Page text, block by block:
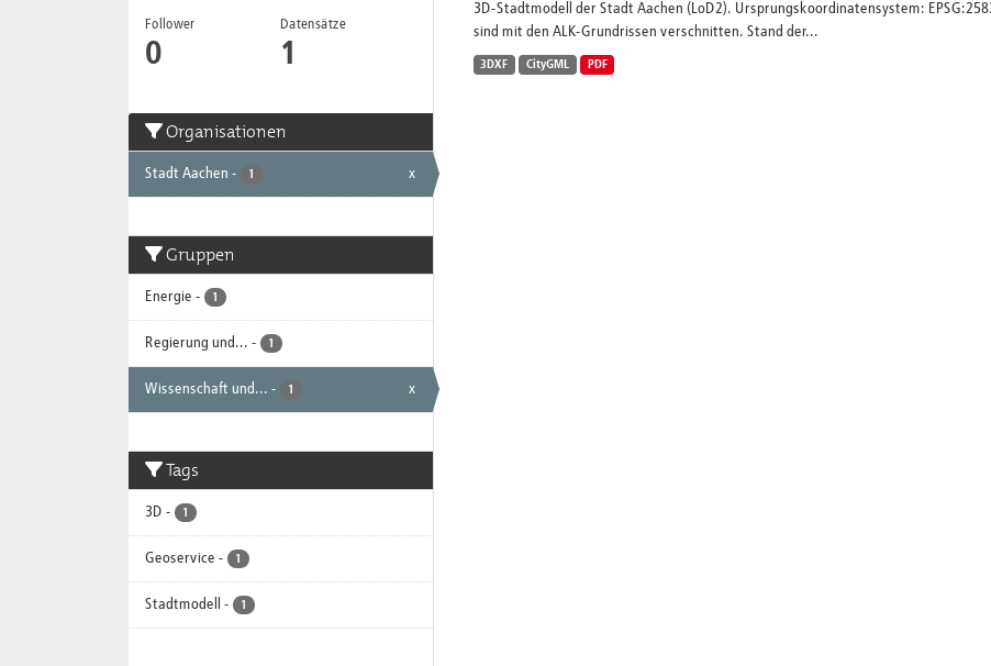
Follower
0
Datensätze
1
Organisationen
Stadt Aachen - 1 x
Gruppen
Energie - 1
Regierung und... - 1
Wissenschaft und... - 1 x
Tags
3D - 1
Geoservice - 1
Stadtmodell - 1
3D-Stadtmodell der Stadt Aachen (LoD2). Ursprungskoordinatensystem:
sind mit den ALK-Grundrissen verschnitten. Stand der...
3DXF CityGML PDF